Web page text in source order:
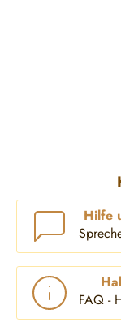
Hilfe
FAQ -